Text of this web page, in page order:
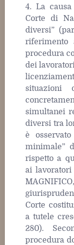
4. La
Corte di
diversi”
riferimento
procedura
dei
situazioni
simultanei
diversi tra
è
minimale”
rispetto a
ai lavoratori
Corte
a tutele
280).
procedura